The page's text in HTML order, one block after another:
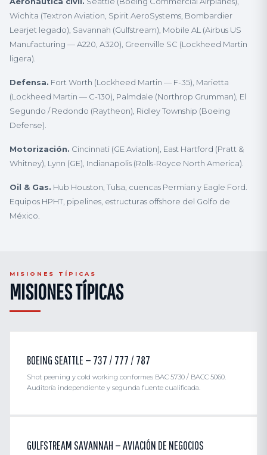
Wichita (Textron Aviation, Spirit AeroSystems, Bombardier
Learjet legado), Savannah (Gulfstream), Mobile AL (Airbus US
Manufacturing — A220, A320), Greenville SC (Lockheed Martin
ligera).
Defensa. Fort Worth (Lockheed Martin — F-35), Marietta
(Lockheed Martin — C-130), Palmdale (Northrop Grumman), El
Segundo / Redondo (Raytheon), Ridley Township (Boeing
Defense).
Motorización. Cincinnati (GE Aviation), East Hartford (Pratt &
Whitney), Lynn (GE), Indianapolis (Rolls-Royce North America).
Oil & Gas. Hub Houston, Tulsa, cuencas Permian y Eagle Ford.
Equipos HPHT, pipelines, estructuras offshore del Golfo de
México.
MISIONES TÍPICAS
MISIONES TÍPICAS
BOEING SEATTLE — 737 / 777 / 787
Shot peening y cold working conformes BAC 5730 / BACC 5060.
Auditoría independiente y segunda fuente cualificada.
GULFSTREAM SAVANNAH — AVIACIÓN DE NEGOCIOS